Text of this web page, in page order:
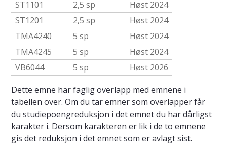
ST1101
2,5 sp
Høst 2024
ST1201
2,5 sp
Høst 2024
TMA4240
5 sp
Høst 2024
TMA4245
5 sp
Høst 2024
VB6044
5 sp
Høst 2026
Dette emne har faglig overlapp med emnene i
tabellen over. Om du tar emner som overlapper får
du studiepoengreduksjon i det emnet du har dårligst
karakter i. Dersom karakteren er lik i de to emnene
gis det reduksjon i det emnet som er avlagt sist.